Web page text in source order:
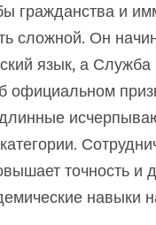
гражданства и
сложной. Он
язык, а
точность и